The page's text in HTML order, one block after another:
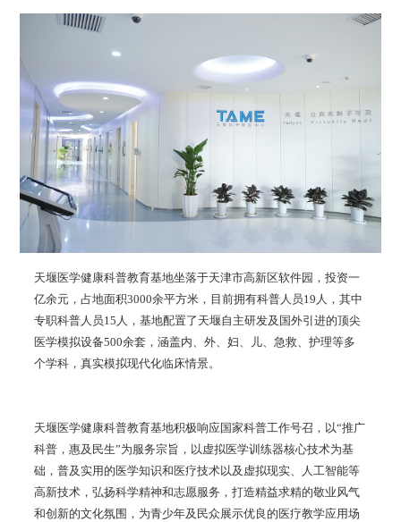
天堰医学健康科普教育基地坐落于天津市高新区软件园，投资一
亿余元，占地面积3000余平方米，目前拥有科普人员19人，其中
专职科普人员15人，基地配置了天堰自主研发及国外引进的顶尖
医学模拟设备500余套，涵盖内、外、妇、儿、急救、护理等多
个学科，真实模拟现代化临床情景。
天堰医学健康科普教育基地积极响应国家科普工作号召，以“推广
科普，惠及民生”为服务宗旨，以虚拟医学训练器核心技术为基
础，普及实用的医学知识和医疗技术以及虚拟现实、人工智能等
高新技术，弘扬科学精神和志愿服务，打造精益求精的敬业风气
和创新的文化氛围，为青少年及民众展示优良的医疗教学应用场